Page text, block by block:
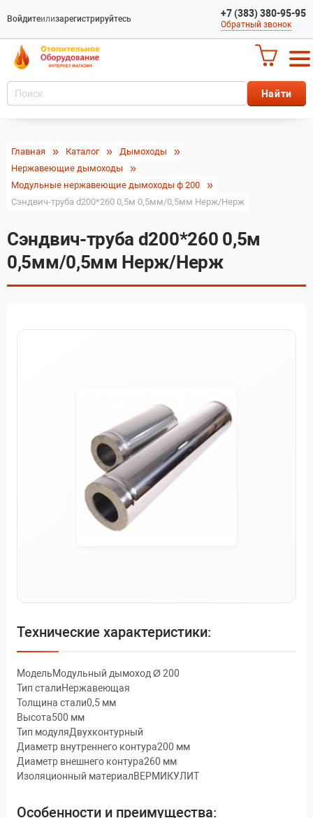
Войдитеилизарегистрируйтесь +7 (383) 380-95-95
Обратный звонок
Главная Каталог
Дымоходы
Нержавеющие дымоходы
Модульные нержавеющие дымоходы ф 200
Сэндвич-труба d200*260 0,5м 0,5мм/0,5мм Нерж/Нерж
Сэндвич-труба d200*260 0,5м
0,5мм/0,5мм Нерж/Нерж
Технические характеристики:
МодельМодульный дымоход Ø 200
Тип сталиНержавеющая
Толщина стали0,5 мм
Высота500 мм
Тип модуляДвухконтурный
Диаметр внутреннего контура200 мм
Диаметр внешнего контура260 мм
Изоляционный материалВЕРМИКУЛИТ
Особенности и преимущества: